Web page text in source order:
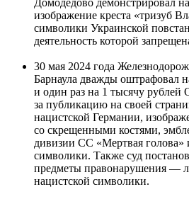
изображение креста «тризуб
символики Украинской
деятельность которой
30 мая 2024 года
Барнаула дважды оштрафовал
и один раз на 1 тысячу рублей
за публикацию на своей
нацистской Германии,
со скрещенными костями,
дивизии СС «Мертвая голова»
символики. Также суд
предметы правонарушения —
нацистской символики.